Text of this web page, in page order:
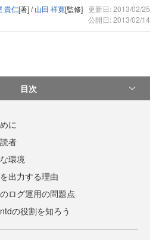
貴仁[著] /山田 祥寛[監修] 更新日: 2013/02/25
公開日: 2013/02/14
目次
に
者
環境
出力する理由
ログ運用の問題点
の役割を知ろう